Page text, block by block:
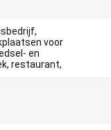
voor
en
restaurant,